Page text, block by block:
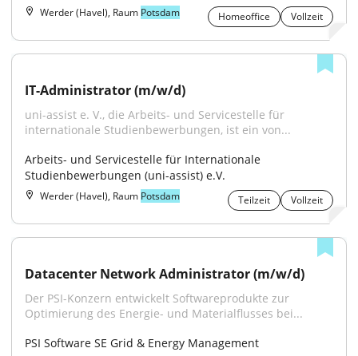
Werder (Havel), Raum Potsdam Homeoffice Vollzeit
IT-Administrator (m/w/d)
uni-assist e. V., die Arbeits- und Servicestelle für
internationale Studienbewerbungen, ist ein von...
Arbeits- und Servicestelle für Internationale
Studienbewerbungen (uni-assist) e.V.
Werder (Havel), Raum Potsdam Teilzeit Vollzeit
Datacenter Network Administrator (m/w/d)
Der PSI-Konzern entwickelt Softwareprodukte zur
Optimierung des Energie- und Materialflusses bei...
PSI Software SE Grid & Energy Management